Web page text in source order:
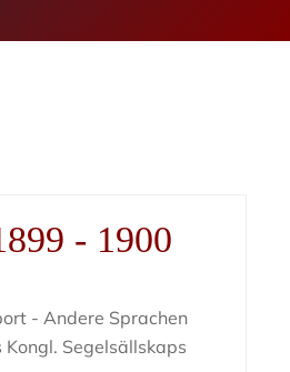
- 1900
- Andere Sprachen
Kongl. Segelsällskaps